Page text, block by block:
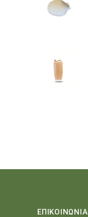
ΕΠΙΚΟΙΝΩΝΙΑ